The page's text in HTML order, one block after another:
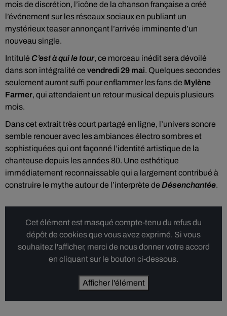
mois de discrétion, l’icône de la chanson française a créé
l’événement sur les réseaux sociaux en publiant un
mystérieux teaser annonçant l’arrivée imminente d’un
nouveau single.
Intitulé C’est à qui le tour, ce morceau inédit sera dévoilé
dans son intégralité ce vendredi 29 mai. Quelques secondes
seulement auront suffi pour enflammer les fans de Mylène
Farmer, qui attendaient un retour musical depuis plusieurs
mois.
Dans cet extrait très court partagé en ligne, l’univers sonore
semble renouer avec les ambiances électro sombres et
sophistiquées qui ont façonné l’identité artistique de la
chanteuse depuis les années 80. Une esthétique
immédiatement reconnaissable qui a largement contribué à
construire le mythe autour de l’interprète de Désenchantée.
Cet élément est masqué compte-tenu du refus du
dépôt de cookies que vous avez exprimé. Si vous
souhaitez l'afficher, merci de nous donner votre accord
en cliquant sur le bouton ci-dessous.
Afficher l'élément